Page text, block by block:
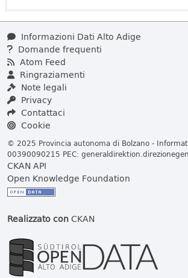
Informazioni Dati Alto Adige
Domande frequenti
Atom Feed
Ringraziamenti
Note legali
Privacy
Contattaci
Cookie
© 2025 Provincia autonoma di Bolzano -
00390090215 PEC:
CKAN API
Open Knowledge Foundation
Realizzato conCKAN